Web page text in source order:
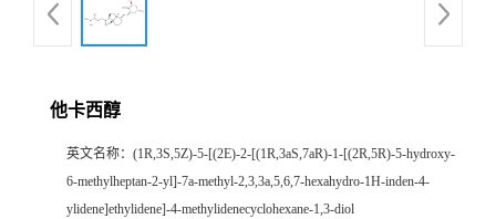
他卡西醇
英文名称： (1R,3S,5Z)-5-[(2E)-2-[(1R,3aS,7aR)-1-[(2R,5R)-5-hydroxy-
6-methylheptan-2-yl]-7a-methyl-2,3,3a,5,6,7-hexahydro-1H-inden-4-
ylidene]ethylidene]-4-methylidenecyclohexane-1,3-diol